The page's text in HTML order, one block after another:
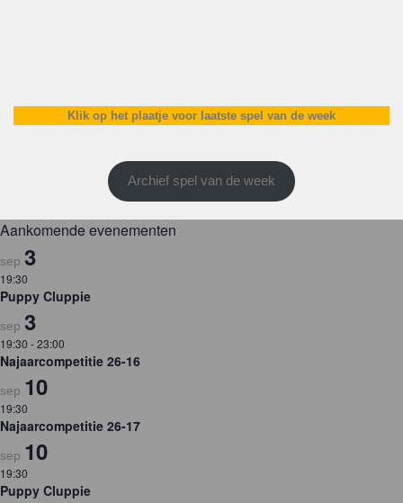
Klik op het plaatje voor laatste spel van de week
Archief spel van de week
Aankomende evenementen
sep 3
19:30
Puppy Cluppie
sep 3
19:30 -23:00
Najaarcompetitie 26-16
sep 10
19:30
Najaarcompetitie 26-17
sep 10
19:30
Puppy Cluppie